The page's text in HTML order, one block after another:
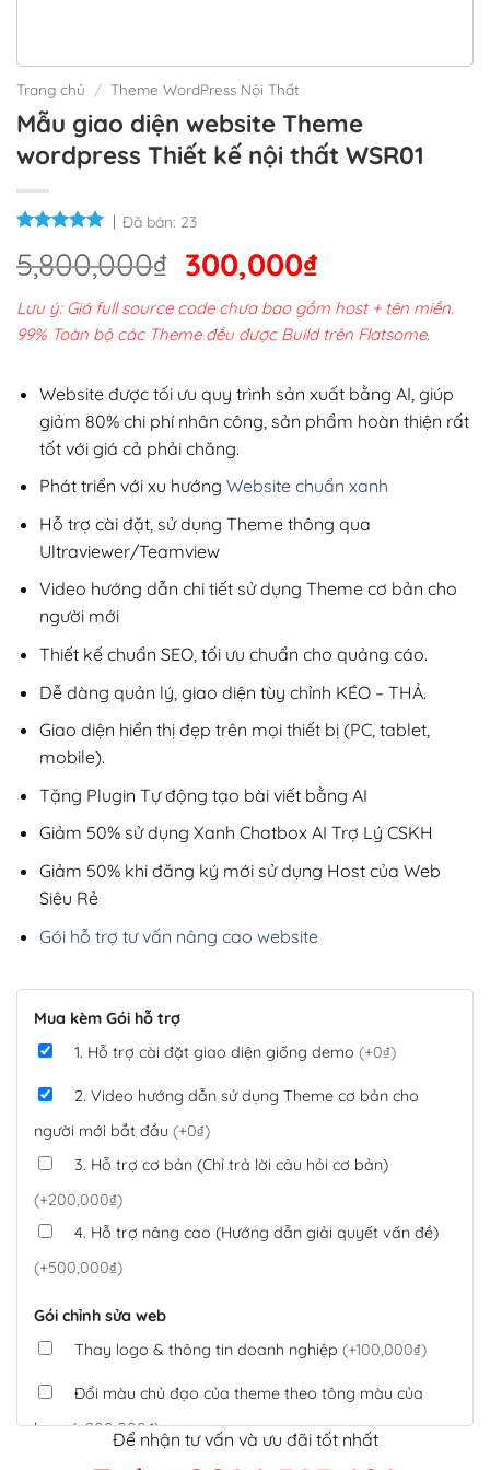
Trang chủ / Theme WordPress Nội Thất
Mẫu giao diện website Theme
wordpress Thiết kế nội thất WSR01
Đã bán: 23
5,800,000₫ Giá
gốc
là:
5,800,000₫.
300,000₫Giá
hiện
tại
là:
300,000₫.
Lưu ý: Giá full source code chưa bao gồm host + tên miền.
99% Toàn bộ các Theme đều được Build trên Flatsome.
Website được tối ưu quy trình sản xuất bằng AI, giúp
giảm 80% chi phí nhân công, sản phẩm hoàn thiện rất
tốt với giá cả phải chăng.
Phát triển với xu hướng Website chuẩn xanh
Hỗ trợ cài đặt, sử dụng Theme thông qua
Ultraviewer/Teamview
Video hướng dẫn chi tiết sử dụng Theme cơ bản cho
người mới
Thiết kế chuẩn SEO, tối ưu chuẩn cho quảng cáo.
Dễ dàng quản lý, giao diện tùy chỉnh KÉO – THẢ.
Giao diện hiển thị đẹp trên mọi thiết bị (PC, tablet,
mobile).
Tặng Plugin Tự động tạo bài viết bằng AI
Giảm 50% sử dụng Xanh Chatbox AI Trợ Lý CSKH
Giảm 50% khi đăng ký mới sử dụng Host của Web
Siêu Rẻ
Gói hỗ trợ tư vấn nâng cao website
Mua kèm Gói hỗ trợ
1. Hỗ trợ cài đặt giao diện giống demo (+0₫)
2. Video hướng dẫn sử dụng Theme cơ bản cho
người mới bắt đầu (+0₫)
3. Hỗ trợ cơ bản (Chỉ trả lời câu hỏi cơ bản)
(+200,000₫)
4. Hỗ trợ nâng cao (Hướng dẫn giải quyết vấn đề)
(+500,000₫)
Gói chỉnh sửa web
Thay logo & thông tin doanh nghiệp (+100,000₫)
Đổi màu chủ đạo của theme theo tông màu của
logo(+200,000₫)
Để nhận tư vấn và ưu đãi tốt nhất